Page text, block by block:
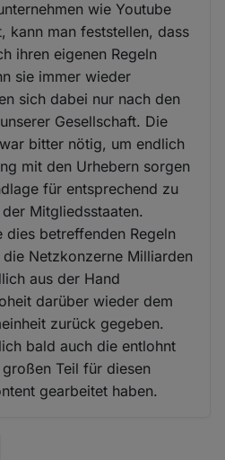
wie Youtube
kann man feststellen, dass
ihren eigenen Regeln
sie immer wieder
sich dabei nur nach den
Gesellschaft. Die
bitter nötig, um endlich
mit den Urhebern sorgen
für entsprechend zu
Mitgliedsstaaten.
betreffenden Regeln
Netzkonzerne Milliarden
aus der Hand
darüber wieder dem
zurück gegeben.
bald auch die entlohnt
Teil für diesen
gearbeitet haben.